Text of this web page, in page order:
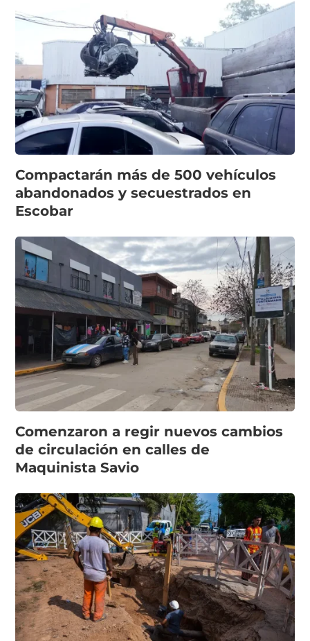
Compactarán más de 500 vehículos
abandonados y secuestrados en
Escobar
Comenzaron a regir nuevos cambios
de circulación en calles de
Maquinista Savio